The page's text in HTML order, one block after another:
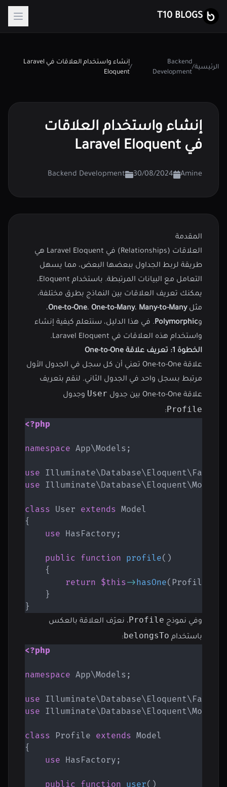
T10 BLOGS
الرئيسية/
Backend
Development
/
إنشاء واستخدام العلاقات في Laravel
Eloquent
إنشاء واستخدام العلاقات
في Laravel Eloquent
Amine
30/08/2024
Backend Development
المقدمة
العلاقات (Relationships) في Laravel Eloquent هي
طريقة لربط الجداول ببعضها البعض، مما يسهل
التعامل مع البيانات المرتبطة. باستخدام Eloquent،
يمكنك تعريف العلاقات بين النماذج بطرق مختلفة،
مثل
One-to-One، One-to-Many، Many-to-Many
،
وPolymorphic. في هذا الدليل، سنتعلم كيفية إنشاء
واستخدام هذه العلاقات في Laravel Eloquent.
الخطوة 1: تعريف علاقة One-to-One
علاقة One-to-One تعني أن كل سجل في الجدول الأول
مرتبط بسجل واحد في الجدول الثاني. لنقم بتعريف
علاقة One-to-One بين جدول
User وجدول
Profile
:
<?php
namespace App\Models ;
use Illuminate\Database\Eloquent\
use Illuminate\Database\Eloquent\Model
class User extends Model
{
use HasFactory ;
public function profile( )
{
return $this->hasOne( Profile
}
}
وفي نموذج Profile، نعرّف العلاقة بالعكس
باستخدام belongsTo
:
<?php
namespace App\Models ;
use Illuminate\Database\Eloquent\
use Illuminate\Database\Eloquent\Model
class Profile extends Model
{
use HasFactory ;
public function user( )